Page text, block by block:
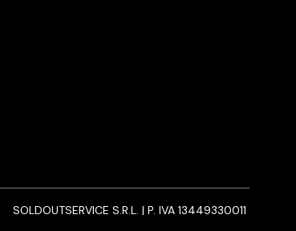
SOLDOUTSERVICE S.R.L. | P. IVA 13449330011